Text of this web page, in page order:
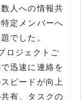
人への情報共
定メンバーへ
でした。
ロジェクトご
迅速に連絡を
ピードが向上
有、タスクの